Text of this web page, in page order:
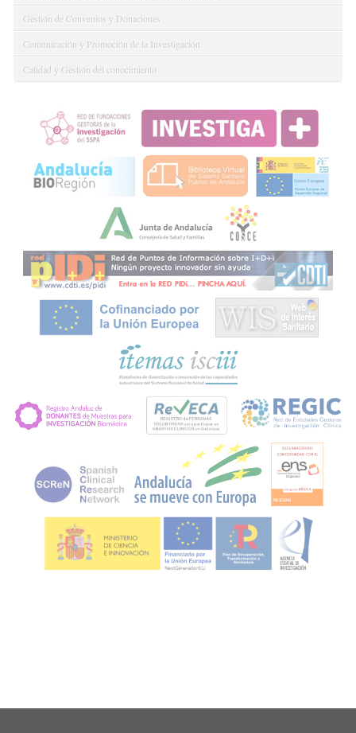
Gestión de Convenios y Donaciones
Comunicación y Promoción de la Investigación
Calidad y Gestión del conocimiento